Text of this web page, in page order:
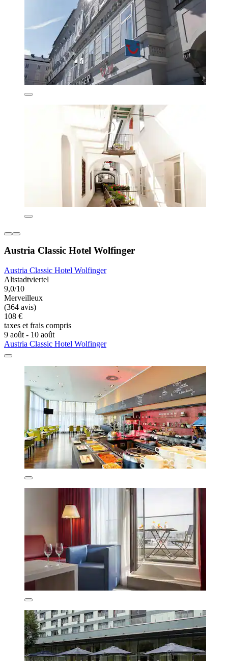
Austria Classic Hotel Wolfinger
Austria Classic Hotel Wolfinger
Altstadtviertel
9,0/10
Merveilleux
(364 avis)
108 €
taxes et frais compris
9 août - 10 août
Austria Classic Hotel Wolfinger